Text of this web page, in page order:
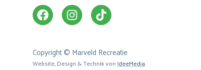
Copyright © Marveld Recreatie
Website, Design & Technik vonIdeeMedia.